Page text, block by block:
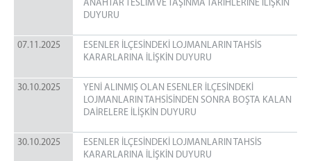
Marmara Açık Ceza ve İnfaz Kurumu
BAŞSAVCILIK
Cumhuriyet Başsavcı Vekilleri
Adalet Komisyonu Başkanı
Adalet Komisyonu Üyeleri
ANAHTAR TESLİM VE TAŞINMA TARİHLERİNE İLİŞKİN
DUYURU
07.11.2025
ESENLER İLÇESİNDEKİ LOJMANLARIN TAHSİS
KARARLARINA İLİŞKİN DUYURU
30.10.2025
YENİ ALINMIŞ OLAN ESENLER İLÇESİNDEKİ
LOJMANLARIN TAHSİSİNDEN SONRA BOŞTA KALAN
DAİRELERE İLİŞKİN DUYURU
30.10.2025
ESENLER İLÇESİNDEKİ LOJMANLARIN TAHSİS
KARARLARINA İLİŞKİN DUYURU